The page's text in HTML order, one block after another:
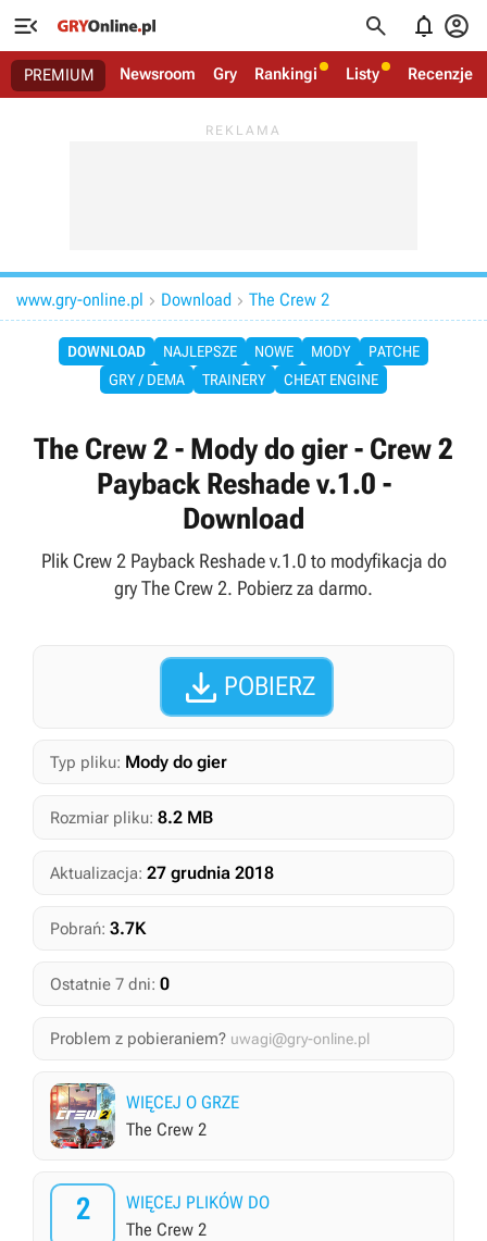
   
PREMIUM Newsroom Gry Rankingi Listy Recenzje
www.gry-online.pl  Download  The Crew 2
DOWNLOAD NAJLEPSZE NOWE MODY
PATCHE
GRY / DEMA
TRAINERY CHEAT ENGINE
The Crew 2 - Mody do gier - Crew 2
Payback Reshade v.1.0 -
Download
Plik Crew 2 Payback Reshade v.1.0 to modyfikacja do
gry The Crew 2. Pobierz za darmo.
 POBIERZ
Typ pliku: Mody do gier
Rozmiar pliku: 8.2 MB
Aktualizacja: 27 grudnia 2018
Pobrań: 3.7K
Ostatnie 7 dni: 0
Problem z pobieraniem? uwagi@gry-online.pl
WIĘCEJ O GRZE
The Crew 2
2
WIĘCEJ PLIKÓW DO
The Crew 2